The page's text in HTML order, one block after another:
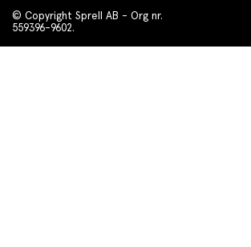
© Copyright Sprell AB - Org nr.
559396-9602.